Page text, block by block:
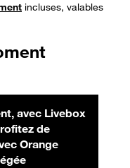
incluses, valables
avec Livebox
de
€ par mois
Orange